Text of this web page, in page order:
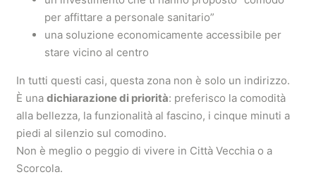
per affittare a personale sanitario”
una soluzione economicamente accessibile per
stare vicino al centro
In tutti questi casi, questa zona non è solo un indirizzo.
È una dichiarazione di priorità: preferisco la comodità
alla bellezza, la funzionalità al fascino, i cinque minuti a
piedi al silenzio sul comodino.
Non è meglio o peggio di vivere in Città Vecchia o a
Scorcola.